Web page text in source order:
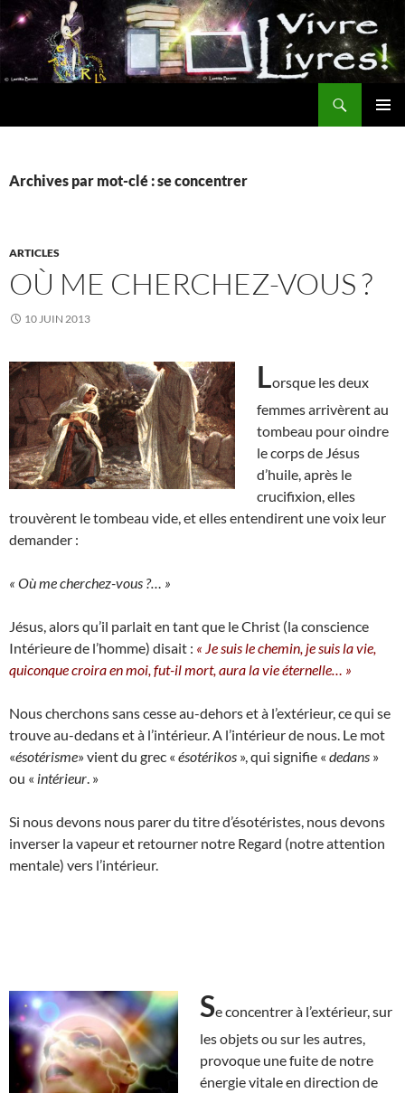
Aller
au
contenu
Archives par mot-clé : se concentrer
ARTICLES
OÙ ME CHERCHEZ-VOUS ?
10 JUIN 2013
Lorsque les deux
femmes arrivèrent au
tombeau pour oindre
le corps de Jésus
d’huile, après le
crucifixion, elles
trouvèrent le tombeau vide, et elles entendirent une voix leur
demander :
« Où me cherchez-vous ?… »
Jésus, alors qu’il parlait en tant que le Christ (la conscience
Intérieure de l’homme) disait : « Je suis le chemin, je suis la vie,
quiconque croira en moi, fut-il mort, aura la vie éternelle… »
Nous cherchons sans cesse au-dehors et à l’extérieur, ce qui se
trouve au-dedans et à l’intérieur. A l’intérieur de nous. Le mot
«ésotérisme» vient du grec « ésotérikos », qui signifie « dedans »
ou « intérieur . »
Si nous devons nous parer du titre d’ésotéristes, nous devons
inverser la vapeur et retourner notre Regard (notre attention
mentale) vers l’intérieur.
Se concentrer à l’extérieur, sur
les objets ou sur les autres,
provoque une fuite de notre
énergie vitale en direction de